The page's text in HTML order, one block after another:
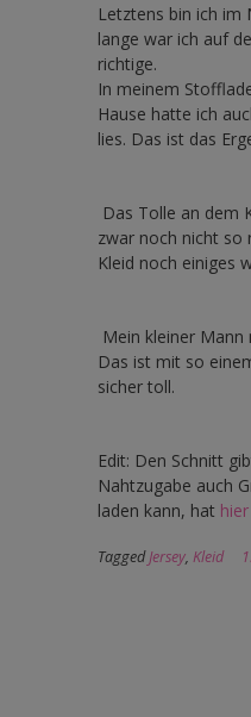
Letztens bin ich im
lange war ich auf
richtige.
In meinem
Hause hatte ich
lies. Das ist das
Das Tolle an dem
zwar noch nicht so
Kleid noch einiges
Mein kleiner Mann
Das ist mit so
sicher toll.
Edit: Den Schnitt
Nahtzugabe auch
laden kann, hat hier
TaggedJersey, Kleid